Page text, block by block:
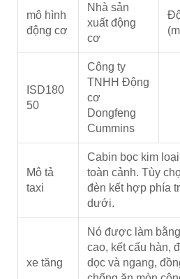
mô hình
động cơ
Nhà sản
xuất động
cơ
ISD180
50
Công ty
TNHH Động
cơ
Dongfeng
Cummins
Mô tả
taxi
Cabin bọc kim
toàn cảnh. Tùy
đèn kết hợp phía
dưới.
xe tăng
Nó được làm
cao, kết cấu hàn,
dọc và ngang,